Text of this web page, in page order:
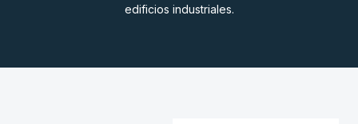
edificios industriales.